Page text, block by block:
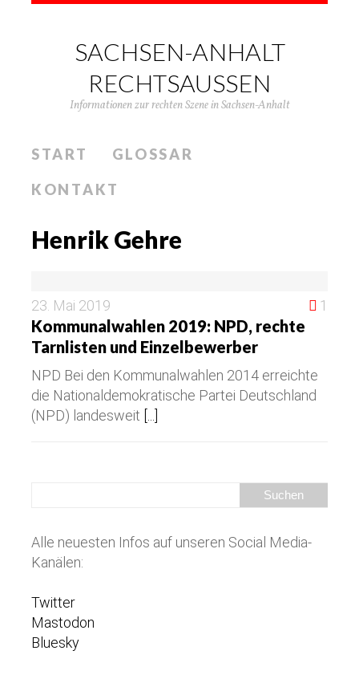
SACHSEN-ANHALT
RECHTSAUSSEN
Informationen zur rechten Szene in Sachsen-Anhalt
START
GLOSSAR
KONTAKT
Henrik Gehre
23. Mai 2019 1
Kommunalwahlen 2019: NPD, rechte
Tarnlisten und Einzelbewerber
NPD Bei den Kommunalwahlen 2014 erreichte
die Nationaldemokratische Partei Deutschland
(NPD) landesweit
Alle neuesten Infos auf unseren Social Media-
Kanälen:
Twitter
Mastodon
Bluesky